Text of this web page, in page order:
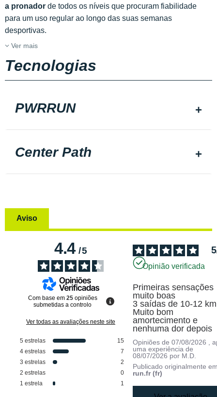
a pronador de todos os níveis que procuram fiabilidade
para um uso regular ao longo das suas semanas
desportivas.
Ver mais
Tecnologias
PWRRUN
Center Path
Aviso
4.4/5
Com base em 25 opiniões
submetidas a controlo
Ver todas as avaliações neste site
5 estrelas
15
4 estrelas
7
3 estrelas
2
2 estrelas
0
1 estrela 1
5
Opinião verificada
Primeiras sensações
muito boas
3 saídas de 10-12 km
Muito bom
amortecimento e
nenhuma dor depois
Opiniões de07/08/2026
,
uma experiência de
08/07/2026 por M.D.
Publicado originalmente
run.fr (fr)